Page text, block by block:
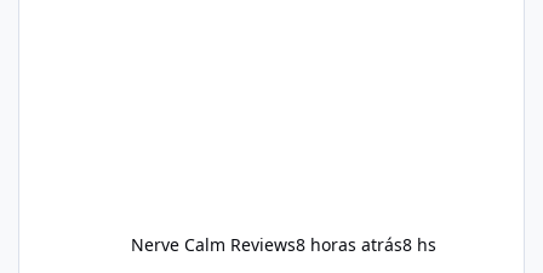
Nerve Calm Reviews8 horas atrás8 hs